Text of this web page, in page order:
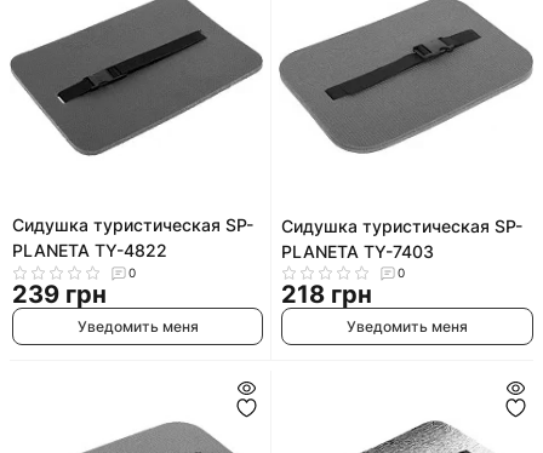
Сидушка туристическая SP-
PLANETA TY-4822
0
239 грн
Уведомить меня
Сидушка туристическая SP-
PLANETA TY-7403
0
218 грн
Уведомить меня